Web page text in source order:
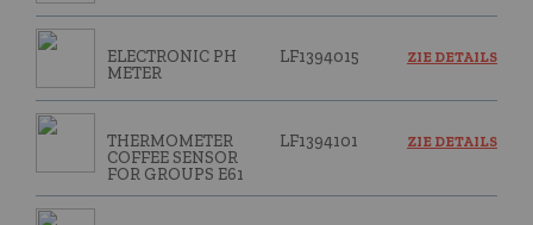
ELECTRONIC PH
METER
LF1394015 ZIE DETAILS
THERMOMETER
COFFEE SENSOR
FOR GROUPS E61
LF1394101 ZIE DETAILS